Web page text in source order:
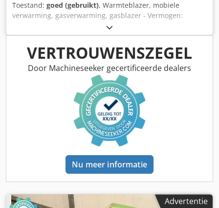
Toestand: goed (gebruikt), Warmteblazer, mobiele
verwarming, gasverwarming, gasblazer - Vermogen:
regelbaar 30 kW - Verbruik: 2,3 kg/u - Aansluitdruk: 0,35–
1,5 bar - Luchtverplaatsing: 1000 m³/u Dsdpfeb A S Dbsx
Alreck - Gewicht: 21 kg
VERTROUWENSZEGEL
Door Machineseeker gecertificeerde dealers
Nu meer informatie
Advertentie